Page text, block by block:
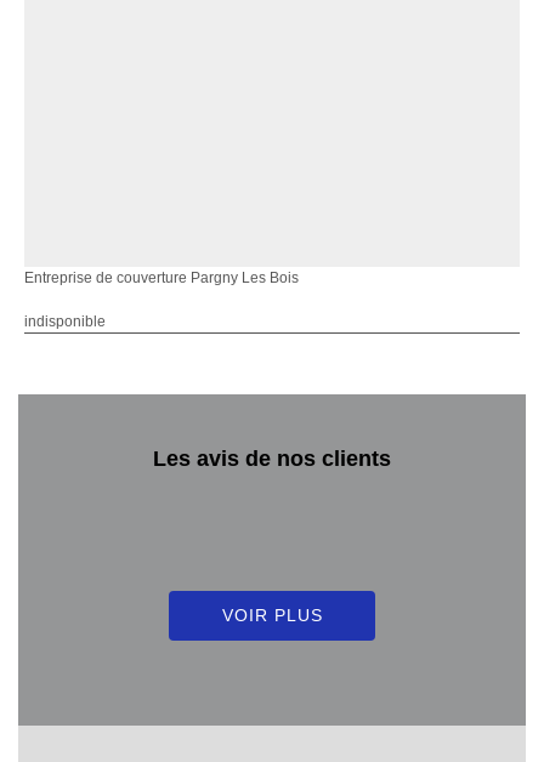
Entreprise de couverture Pargny Les Bois
indisponible
Les avis de nos clients
VOIR PLUS